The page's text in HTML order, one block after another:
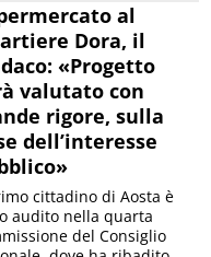
al
Dora, il
«Progetto
valutato con
rigore, sulla
dell’interesse
cittadino di Aosta è
audito nella quarta
del Consiglio